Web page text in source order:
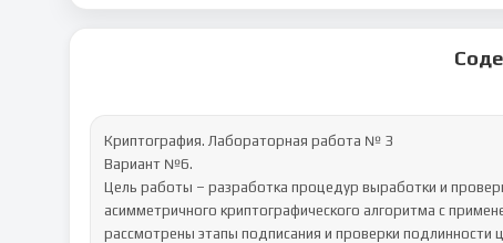
Криптография. Лабораторная работа № 3
Вариант №6.
Цель работы – разработка процедур выработки и
асимметричного криптографического алгоритма с
рассмотрены этапы подписания и проверки